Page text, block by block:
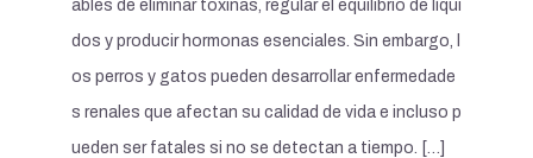
ables de eliminar toxinas, regular el equilibrio de líqui
dos y producir hormonas esenciales. Sin embargo, l
os perros y gatos pueden desarrollar enfermedade
s renales que afectan su calidad de vida e incluso p
ueden ser fatales si no se detectan a tiempo. […]